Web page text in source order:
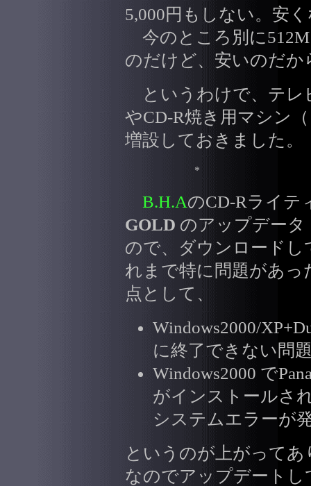
5,000円もしない。安
今のところ別に
のだけど、安いのだ
というわけで、テレ
やCD-R焼き用マシン（
増設しておきました。
*
B.H.AのCD-Rライ
GOLD のアップデータ
ので、ダウンロード
れまで特に問題があ
点として、
Windows2000/
に終了できない問
Windows2000 で
がインストールさ
システムエラーが
というのが上がって
なのでアップデート